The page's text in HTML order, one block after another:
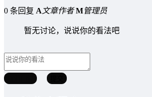
0 条回复 A文章作者 M管理员
暂无讨论，说说你的看法吧